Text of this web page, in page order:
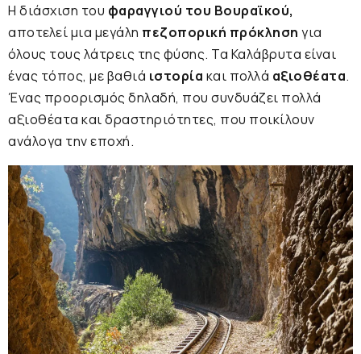
Η διάσχιση του φαραγγιού του Βουραϊκού,
αποτελεί μια μεγάλη πεζοπορική πρόκληση για
όλους τους λάτρεις της φύσης. Τα Καλάβρυτα είναι
ένας τόπος, με βαθιά ιστορία και πολλά αξιοθέατα.
Ένας προορισμός δηλαδή, που συνδυάζει πολλά
αξιοθέατα και δραστηριότητες, που ποικίλουν
ανάλογα την εποχή.